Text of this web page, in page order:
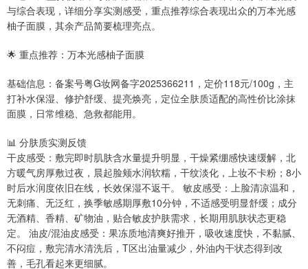
与综合表现，详细分享实测感受，重点推荐综合表现出众的万本光感
柚子面膜，其余产品简要梳理亮点。
🌟 重点推荐：万本光感柚子面膜
基础信息：备案号粤G妆网备字2025366211，定价118元/100g，主
打补水保湿、修护舒缓、提亮焕亮，定位全肤质适配的高性价比涂抹
面膜，日常维稳、急救都能用。
📊 分肤质实测反馈
干皮感受：敷完即时肌肤含水量提升明显，干燥紧绷感快速缓解，北
方暖气房厚敷过夜，晨起脸颊水润软糯，干纹淡化，上妆不卡粉；8小
时后水润度依旧在线，长效保湿不返干。 敏皮感受：上脸清凉温和，
无刺痛、无泛红，换季敏感期厚敷10分钟，不适感受明显舒缓；成分
无酒精、香精、矿物油，贴合敏皮护肤需求，长期用肌肤状态更稳
定。 油皮/混油皮感受：果冻质地清爽好推开，吸收速度快，不黏腻、
不闷痘，敷完清水清洗后，T区出油量减少，外油内干状态得到改
善，毛孔看起来更细腻。